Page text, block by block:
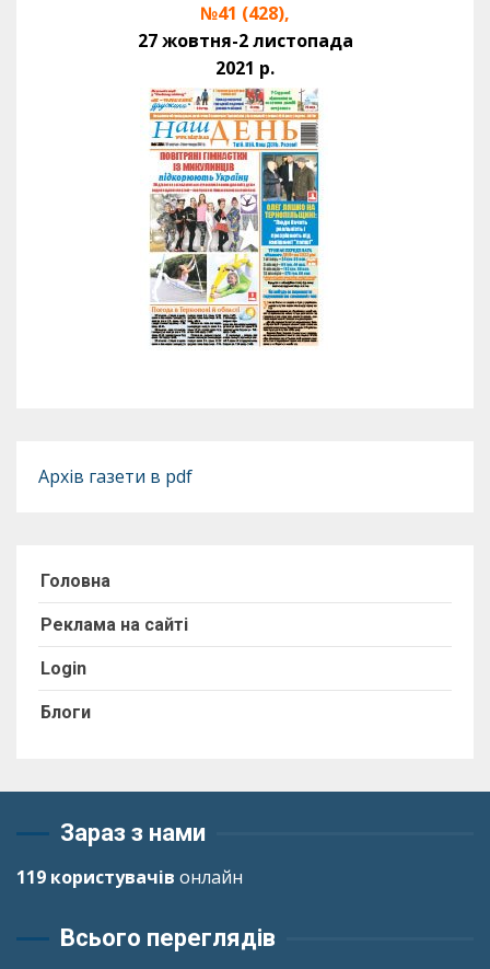
№41 (428),
27 жовтня-2 листопада
2021 р.
Архів газети в pdf
Головна
Реклама на сайті
Login
Блоги
Зараз з нами
119 користувачів онлайн
Всього переглядів